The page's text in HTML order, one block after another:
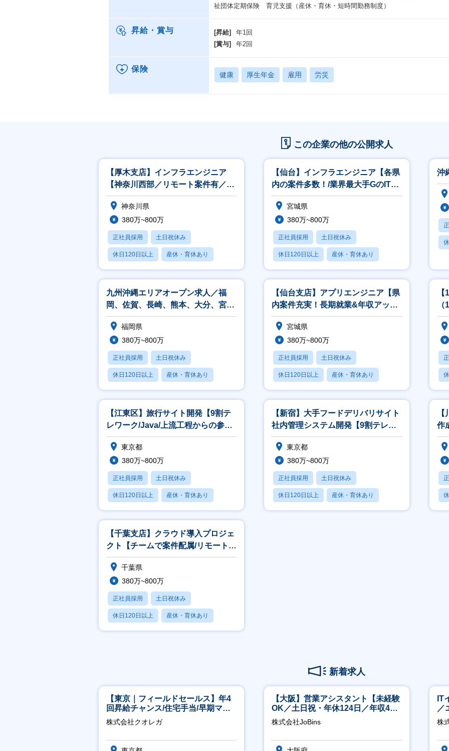
祉団体定期保険 育児支援（産休・育休・短時間勤務制度）
昇給・賞与 [昇給]
年1回
[賞与]
年2回
保険
健康 厚生年金 雇用 労災
この企業の他の公開求人
【厚木支店】インフラエンジニア
【神奈川西部／リモート案件有／
NW・クラウド・5G等】
神奈川県
380万~800万
正社員採用 土日祝休み
休日120日以上 産休・育休あり
月残業20時間以内
【仙台】インフラエンジニア【各県
内の案件多数！/業界最大手GのIT特
化カンパニー】
宮城県
380万~800万
正社員採用 土日祝休み
休日120日以上 産休・育休あり
月残業20時間以内
沖
九州沖縄エリアオープン求人／福
岡、佐賀、長崎、熊本、大分、宮
崎、鹿児島、沖縄
福岡県
380万~800万
正社員採用 土日祝休み
休日120日以上 産休・育休あり
月残業20時間以内
【仙台支店】アプリエンジニア【県
内案件充実！長期就業&年収アップ
を実現！】
宮城県
380万~800万
正社員採用 土日祝休み
休日120日以上 産休・育休あり
月残業20時間以内
【江東区】旅行サイト開発【9割テ
レワーク/Java/上流工程からの参
画】
東京都
380万~800万
正社員採用 土日祝休み
休日120日以上 産休・育休あり
月残業20時間以内
【新宿】大手フードデリバリサイト
社内管理システム開発【9割テレワ
ーク/要件定義～参画可能】
東京都
380万~800万
正社員採用 土日祝休み
休日120日以上 産休・育休あり
月残業20時間以内
作
け/
【千葉支店】クラウド導入プロジェ
クト【チームで案件配属/リモート
可/設計・構築の経験が詰めます】
千葉県
380万~800万
正社員採用 土日祝休み
休日120日以上 産休・育休あり
月残業20時間以内
新着求人
【東京｜フィールドセールス】年4
回昇給チャンス/住宅手当/早期マネ
ジメント機会あり！
株式会社クオレガ
【大阪】営業アシスタント【未経験
OK／土日祝・年休124日／年収400
万～／転勤なし】
株式会社JoBins
IT
／
ジ
株